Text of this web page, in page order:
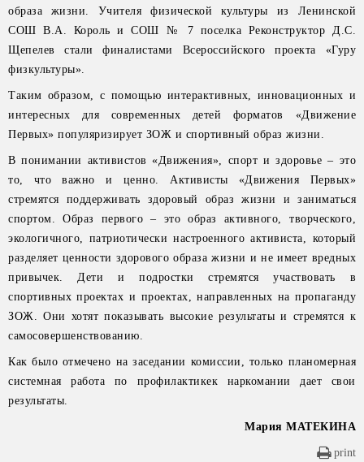
образа жизни. Учителя физической культуры из Ленинской
СОШ В.А. Король и СОШ № 7 поселка Реконструктор Д.С.
Щепелев стали финалистами Всероссийского проекта «Гуру
физкультуры».
Таким образом, с помощью интерактивных, инновационных и
интересных для современных детей форматов «Движение
Первых» популяризирует ЗОЖ и спортивный образ жизни.
В понимании активистов «Движения», спорт и здоровье – это
то, что важно и ценно. Активисты «Движения Первых»
стремятся поддерживать здоровый образ жизни и заниматься
спортом. Образ первого – это образ активного, творческого,
экологичного, патриотически настроенного активиста, который
разделяет ценности здорового образа жизни и не имеет вредных
привычек. Дети и подростки стремятся участвовать в
спортивных проектах и проектах, направленных на пропаганду
ЗОЖ. Они хотят показывать высокие результаты и стремятся к
самосовершенствованию.
Как было отмечено на заседании комиссии, только планомерная
системная работа по профилактикек наркомании дает свои
результаты.
Мария МАТЕКИНА
print